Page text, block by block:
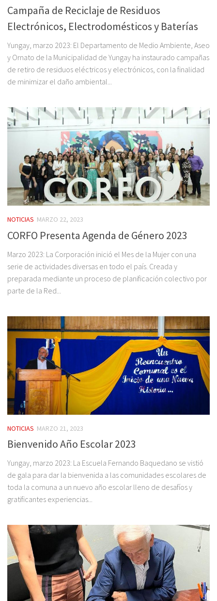
Campaña de Reciclaje de Residuos
Electrónicos, Electrodomésticos y Baterías
Yungay, marzo 2023: El Departamento de Medio Ambiente, Aseo
y Ornato de la Municipalidad de Yungay ha instaurado campañas
de retiro de residuos eléctricos y electrónicos, con la finalidad
de minimizar el daño ambiental...
NOTICIAS MARZO 22, 2023
CORFO Presenta Agenda de Género 2023
Marzo 2023: La Corporación inició el Mes de la Mujer con una
serie de actividades diversas en todo el país. Creada y
preparada mediante un proceso de planificación colectivo por
parte de la Red...
NOTICIAS MARZO 21, 2023
Bienvenido Año Escolar 2023
Yungay, marzo 2023: La Escuela Fernando Baquedano se vistió
de gala para dar la bienvenida a las comunidades escolares de
toda la comuna a un nuevo año escolar lleno de desafíos y
gratificantes experiencias...